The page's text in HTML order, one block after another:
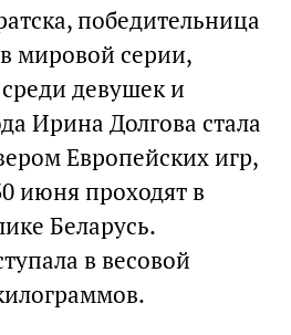
победительница
мировой серии,
девушек и
Ирина Долгова стала
Европейских игр,
июня проходят в
Беларусь.
в весовой